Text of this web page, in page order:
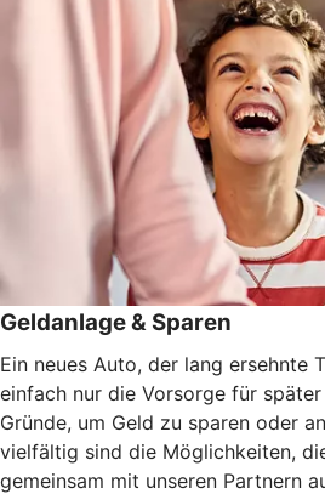
Geldanlage & Sparen
Ein neues Auto, der lang ersehnte
einfach nur die Vorsorge für
Gründe, um Geld zu sparen oder
vielfältig sind die Möglichkeiten,
gemeinsam mit unseren Partnern